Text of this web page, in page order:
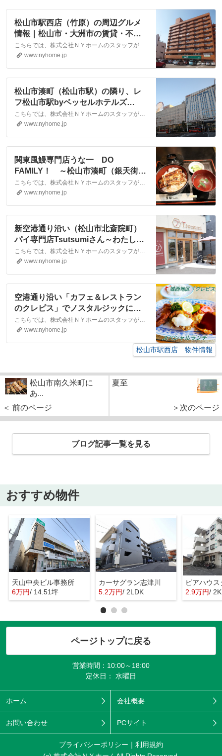
松山市駅西店（竹原）の周辺グルメ
情報｜松山市・大洲市の賃貸・不動
産なら株式会社NYホーム
こちらでは、株式会社ＮＹホームのスタッフが執筆したスタッフブログ記事、「松山市駅西店（竹原）の周辺グルメ情報」をご紹介しております。他にも様々なテーマの記事がありますので、お住まい探しの合間にぜひご一読ください！
www.nyhome.jp
松山市湊町（松山市駅）の隣り、レ
フ松山市駅byベッセルホテルズ
（REF VESSEL HOTELS）宿泊日記
｜松山市・大洲市の賃貸・不動産な
ら株式会社NYホーム
こちらでは、株式会社ＮＹホームのスタッフが執筆したスタッフブログ記事、「松山市湊町（松山市駅）の隣り、レフ松山市駅byベッセルホテルズ（REF VESSEL HOTELS）宿泊日記」をご紹介しております。他にも様々なテーマの記事がありますので、お住まい探しの合間にぜひご一読ください！
www.nyhome.jp
関東風鰻専門店うな一 DO
FAMILY！ ～松山市湊町（銀天街と
中の川通りの間）～｜松山市・大洲
市の賃貸・不動産なら株式会社NYホ
ーム
こちらでは、株式会社ＮＹホームのスタッフが執筆したスタッフブログ記事、「関東風鰻専門店うな一 DO FAMILY！ ～松山市湊町（銀天街と中の川通りの間）～」をご紹介しております。他にも様々なテーマの記事がありますので、お住まい探しの合間にぜひご一読ください！
www.nyhome.jp
新空港通り沿い（松山市北斎院町）
パイ専門店Tsutsumiさん～わたしと
あなたとおいしいパイ。すべてを包
み込むあたたかい場所～｜松山市・
大洲市の賃貸・不動産なら株式会社
NYホーム
こちらでは、株式会社ＮＹホームのスタッフが執筆したスタッフブログ記事、「新空港通り沿い（松山市北斎院町）パイ専門店Tsutsumiさん～わたしとあなたとおいしいパイ。すべてを包み込むあたたかい場所～」をご紹介しております。他にも様々なテーマの記事がありますので、お住まい探しの合間にぜひご一読ください！
www.nyhome.jp
空港通り沿い「カフェ＆レストラン
のクレピス」でノスタルジックに浸
った～｜松山市・大洲市の賃貸・不
動産なら株式会社NYホーム
こちらでは、株式会社ＮＹホームのスタッフが執筆したスタッフブログ記事、「空港通り沿い「カフェ＆レストランのクレピス」でノスタルジックに浸った～」をご紹介しております。他にも様々なテーマの記事がありますので、お住まい探しの合間にぜひご一読ください！
www.nyhome.jp
松山市駅西店 物件情報
松山市南久米町に
あ...
＜ 前のページ
夏至
＞次のページ
ブログ記事一覧を見る
おすすめ物件
天山中央ビル事務所
6万円/ 14.51坪
カーサグラン志津川
5.2万円/ 2LDK
ピアハウス
2.9万円/ 2K
ページトップに戻る
営業時間：10:00～18:00
定休日： 水曜日
ホーム 会社概要
お問い合わせ PCサイト
プライバシーポリシー
利用規約